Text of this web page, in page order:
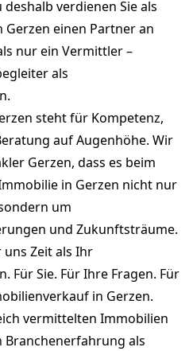
verdienen Sie als
einen Partner an
nur ein Vermittler –
als
steht für Kompetenz,
auf Augenhöhe. Wir
Gerzen, dass es beim
in Gerzen nicht nur
um
und Zukunftsträume.
Zeit als Ihr
Für Sie. Für Ihre Fragen. Für
in Gerzen.
vermittelten Immobilien
Branchenerfahrung als